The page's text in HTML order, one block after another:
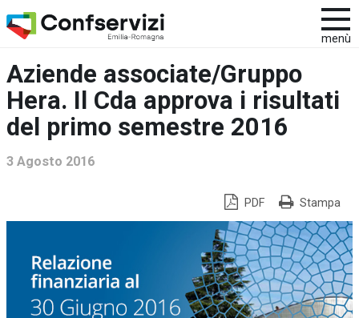
menù
Aziende associate/Gruppo
Hera. Il Cda approva i risultati
del primo semestre 2016
3 Agosto 2016
PDF Stampa